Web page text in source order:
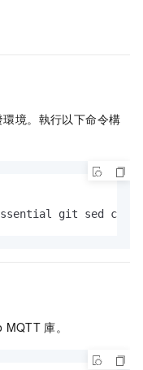
境。執行以下命令構
git sed cmake
MQTT 庫。